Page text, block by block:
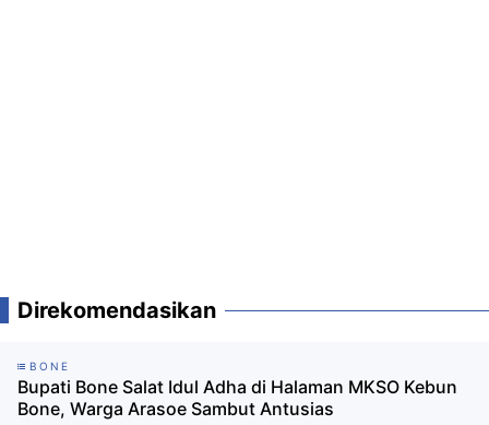
Direkomendasikan
BONE
Bupati Bone Salat Idul Adha di Halaman MKSO Kebun
Bone, Warga Arasoe Sambut Antusias